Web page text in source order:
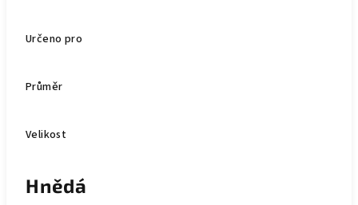
Určeno pro
Průměr
Velikost
Hnědá